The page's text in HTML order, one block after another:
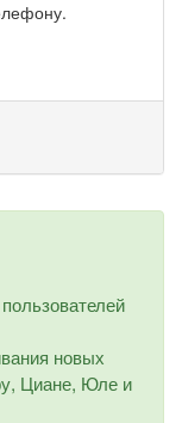
новых
Циане, Юле и